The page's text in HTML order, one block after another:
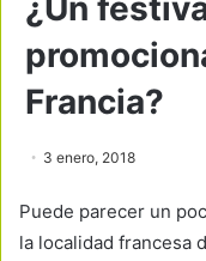
¿Un
Francia?
3 enero, 2018
Puede parecer un
la localidad francesa